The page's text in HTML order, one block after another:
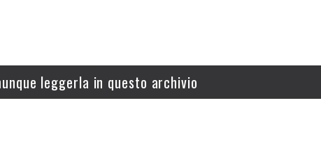
leggerla in questo archivio